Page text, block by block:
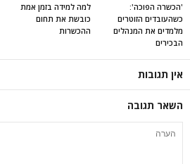
למה למידה בזמן אמת
כובשת את תחום
ההכשרות
'הכשרה הפוכה':
כשהעובדים הזוטרים
מלמדים את המנהלים
הבכירים
אין תגובות
השאר תגובה